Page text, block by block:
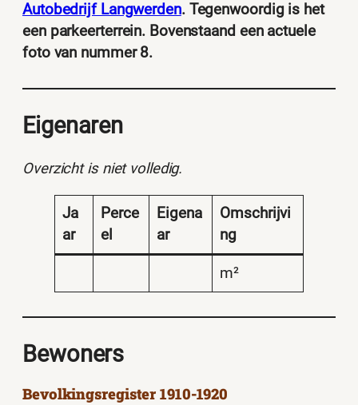
Autobedrijf Langwerden. Tegenwoordig is het
een parkeerterrein. Bovenstaand een actuele
foto van nummer 8.
Eigenaren
Overzicht is niet volledig.
Ja
ar
Perce
el
Eigena
ar
Omschrijvi
ng
m²
Bewoners
Bevolkingsregister 1910-1920